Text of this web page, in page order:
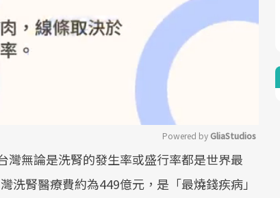
Mute
Powered by GliaStudios
灣無論是洗腎的發生率或盛行率都是世界最
洗腎醫療費約為449億元，是「最燒錢疾病」